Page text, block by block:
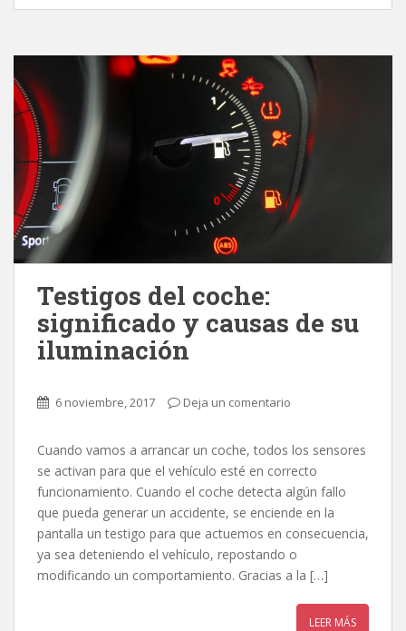
Testigos del coche:
significado y causas de su
iluminación
6 noviembre, 2017 Deja un comentario
Cuando vamos a arrancar un coche, todos los sensores
se activan para que el vehículo esté en correcto
funcionamiento. Cuando el coche detecta algún fallo
que pueda generar un accidente, se enciende en la
pantalla un testigo para que actuemos en consecuencia,
ya sea deteniendo el vehículo, repostando o
modificando un comportamiento. Gracias a la […]
LEER MÁS